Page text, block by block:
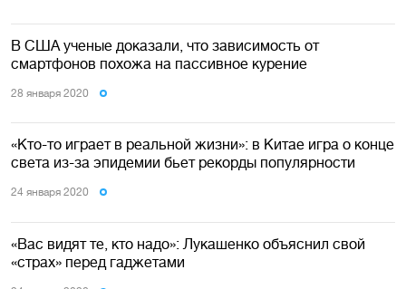
В США ученые доказали, что зависимость от
смартфонов похожа на пассивное курение
28 января 2020
«Кто-то играет в реальной жизни»: в Китае игра о конце
света из-за эпидемии бьет рекорды популярности
24 января 2020
«Вас видят те, кто надо»: Лукашенко объяснил свой
«страх» перед гаджетами